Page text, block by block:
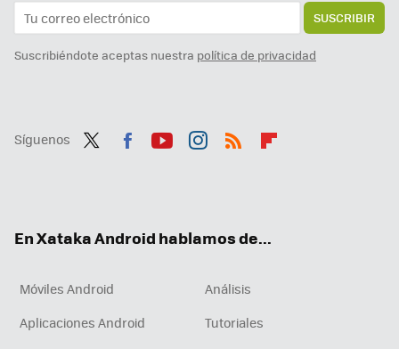
SUSCRIBIR
Suscribiéndote aceptas nuestra política de privacidad
Síguenos
En Xataka Android hablamos de...
Móviles Android
Análisis
Aplicaciones Android
Tutoriales